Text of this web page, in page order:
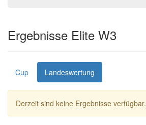
Ergebnisse Elite W3
Cup Landeswertung
Derzeit sind keine Ergebnisse verfügbar.